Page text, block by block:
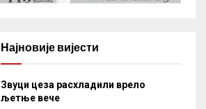
Најновије вијести
Звуци цеза расхладили врело
љетње вече